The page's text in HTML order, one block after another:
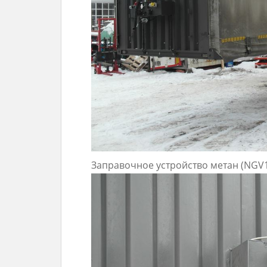
Заправочное устройство метан